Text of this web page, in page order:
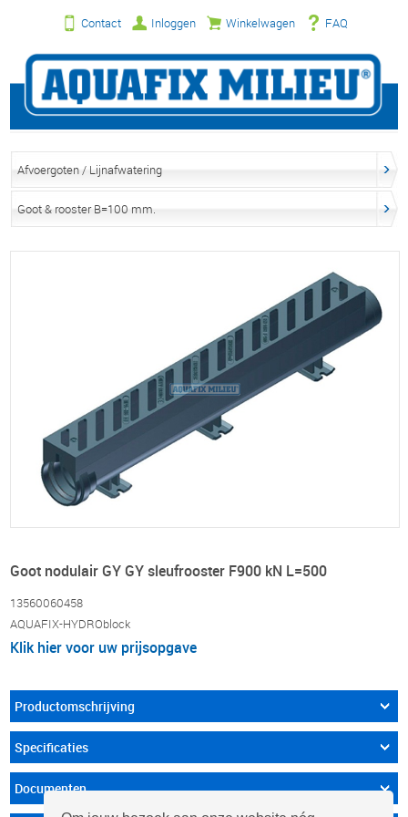
Contact Inloggen Winkelwagen FAQ
Afvoergoten / Lijnafwatering
Goot & rooster B=100 mm.
Goot nodulair GY GY sleufrooster F900 kN L=500
13560060458
AQUAFIX-HYDROblock
Klik hier voor uw prijsopgave
Productomschrijving
Specificaties
Documenten